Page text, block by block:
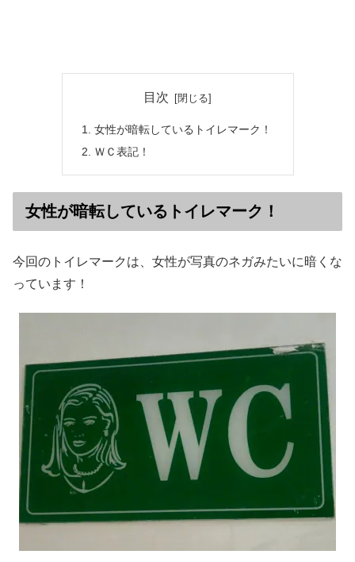
目次
女性が暗転しているトイレマーク！
ＷＣ表記！
女性が暗転しているトイレマーク！
今回のトイレマークは、女性が写真のネガみたいに暗くな
っています！